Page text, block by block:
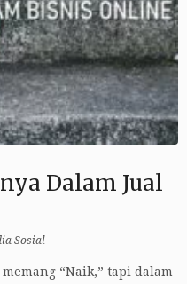
Dalam Jual
Sosial
“Naik,” tapi dalam